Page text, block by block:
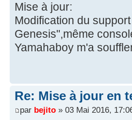
Mise à jour:
Modification du
Genesis",même
Yamahaboy m'a
Re: Mise à jour en
par bejito » 03 Mai 2016,